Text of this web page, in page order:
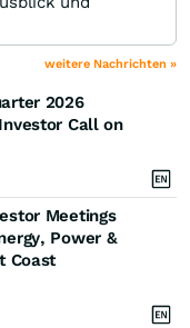
weitere Nachrichten »
2026
Call on
Meetings
Power &
Coast